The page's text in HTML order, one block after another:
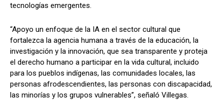
tecnologías emergentes.
“Apoyo un enfoque de la IA en el sector cultural que
fortalezca la agencia humana a través de la educación, la
investigación y la innovación, que sea transparente y proteja
el derecho humano a participar en la vida cultural, incluido
para los pueblos indígenas, las comunidades locales, las
personas afrodescendientes, las personas con discapacidad,
las minorías y los grupos vulnerables”, señaló Villegas.